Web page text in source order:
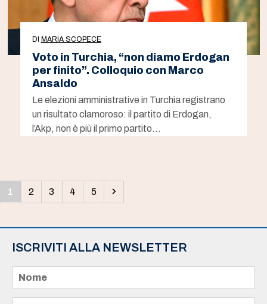
DI MARIA SCOPECE
Voto in Turchia, “non diamo Erdogan
per finito”. Colloquio con Marco
Ansaldo
Le elezioni amministrative in Turchia registrano
un risultato clamoroso: il partito di Erdogan,
l’Akp, non è più il primo partito…
Pagina
1 Pagina
2 Pagina
3 Pagina
4 Pagina
5 Successivo
ISCRIVITI ALLA NEWSLETTER
m
e